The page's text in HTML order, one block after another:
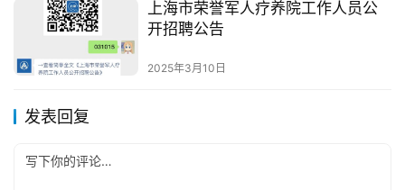
上海市荣誉军人疗养院工作人员公
开招聘公告
2025年3月10日
发表回复